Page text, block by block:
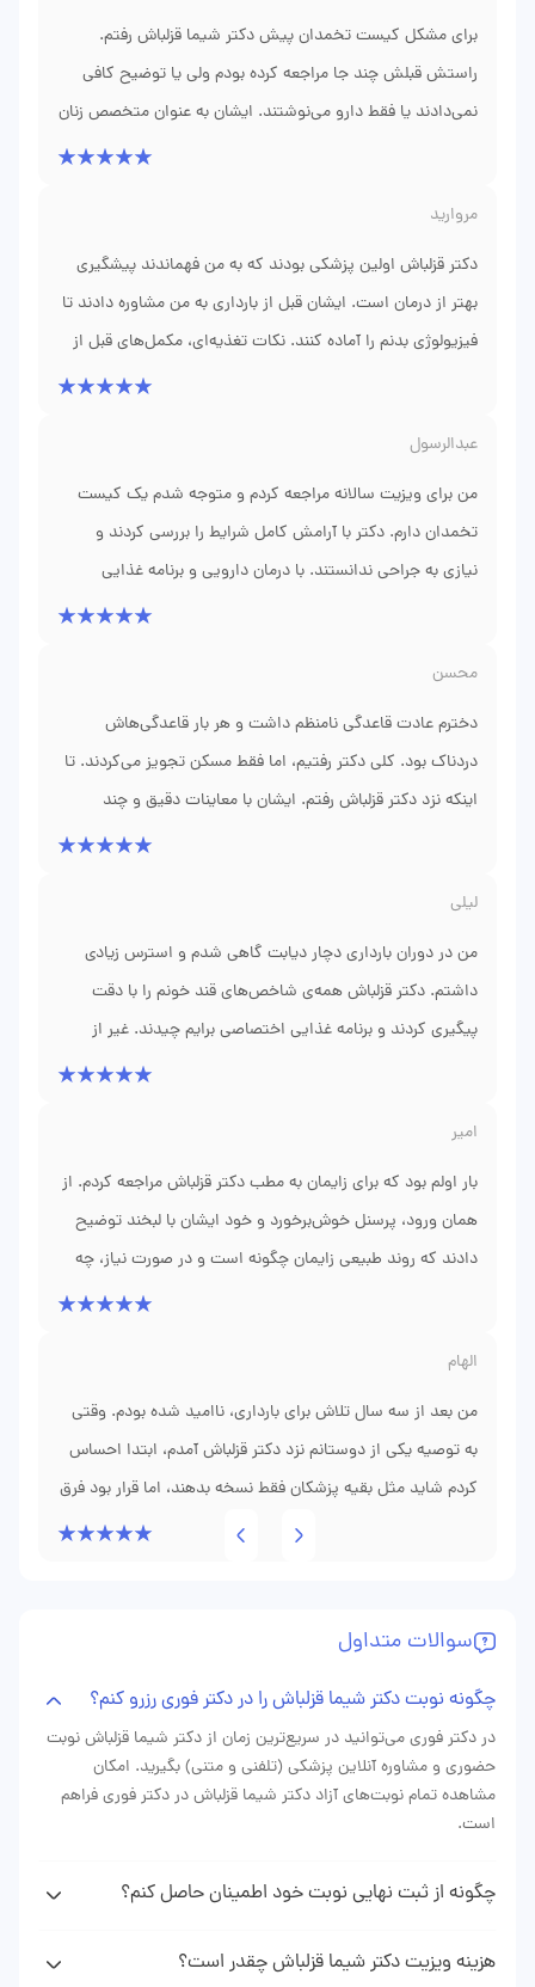
دقیق پیگیری می‌شد. خوشبختانه بارداری بدون مشکل خاصی
گذشت و هر توصیه‌ای که می‌کردند کاملاً کاربردی بود. برای
کسانی که دنبال پزشکی خوش‌برخورد و دقیق هستند تجربه
برای مشکل کیست تخمدان پیش دکتر شیما قزلباش رفتم.
راستش قبلش چند جا مراجعه کرده بودم ولی یا توضیح کافی
نمی‌دادند یا فقط دارو می‌نوشتند. ایشان به عنوان متخصص زنان
و زایمان در شهر بوشهر خیلی با حوصله شرایط من را بررسی
چیزی که برای من ارزش داشت این بود که عجله‌ای برای ویزیت
نداشتند و به همه سوالاتم جواب دادند. روند درمان چند ماه
طول کشید ولی نتیجه خوبی گرفتم و وضعیت کیستم خیلی بهتر
شد. از برخورد محترمانه و آرامشی که به بیمار می‌دهند واقعاً
مرواريد
دکتر قزلباش اولین پزشکی بودند که به من فهماندند پیشگیری
بهتر از درمان است. ایشان قبل از بارداری به من مشاوره دادند تا
فیزیولوژی بدنم را آماده کنند. نکات تغذیه‌ای، مکمل‌های قبل از
بارداری و مشاوره روحی برای کاهش استرس، همه را در بر
مشکل بوده. هر بار از بیماران شنیده‌ام که قدر ایشان را
نمی‌دانند، ولی من چقدر خوش‌شانس بودم
عبدالرسول
من برای ویزیت سالانه مراجعه کردم و متوجه شدم یک کیست
تخمدان دارم. دکتر با آرامش کامل شرایط را بررسی کردند و
نیازی به جراحی ندانستند. با درمان دارویی و برنامه غذایی
پیشنهادیشان، کیستم در سه ماه اول کوچک‌تر شد. خیلی از
و وجدان کاری‌شان جلوی جراحی غیرضروری را گرفتند. برخورد
بسیار حرفه‌ای‌شان را ستایش می‌کنم.
محسن
دخترم عادت قاعدگی نامنظم داشت و هر بار قاعدگی‌هاش
دردناک بود. کلی دکتر رفتیم، اما فقط مسکن تجویز می‌کردند. تا
اینکه نزد دکتر قزلباش رفتم. ایشان با معاینات دقیق و چند
سونوگرافی تخصصی، تشخیص دادند که مشکل هورمونی است.
دخترم نظم گرفت و دردش تقریبا قطع شد. این‌قدر توضیح‌شان
شفاف و دوستانه بود که ما هرگز از مراجعه به ایشان پشیمان
نیستیم.
لیلی
من در دوران بارداری دچار دیابت گاهی شدم و استرس زیادی
داشتم. دکتر قزلباش همه‌ی شاخص‌های قند خونم را با دقت
پیگیری کردند و برنامه غذایی اختصاصی برایم چیدند. غیر از
نسخه دارویی، همیشه توصیه‌های تغذیه‌ای و ورزشی‌شان را
کنترل شده است. هر کس در اهواز نیاز به چشم‌انداز درمانی و
حمایت واقعی دارد، توصیه‌ام همین دکتر است.
امیر
بار اولم بود که برای زایمان به مطب دکتر قزلباش مراجعه کردم. از
همان ورود، پرسنل خوش‌برخورد و خود ایشان با لبخند توضیح
دادند که روند طبیعی زایمان چگونه است و در صورت نیاز، چه
اقداماتی انجام می‌شود. موقع زایمان، با آن که درد زیادی داشتم،
سه ماهه است و هر وقت سوالی پیش آمده، با صبوری جواب
داده‌اند. باور کنید اینقدر آرامش نداشتم.
الهام
من بعد از سه سال تلاش برای بارداری، ناامید شده بودم. وقتی
به توصیه یکی از دوستانم نزد دکتر قزلباش آمدم، ابتدا احساس
کردم شاید مثل بقیه پزشکان فقط نسخه بدهند، اما قرار بود فرق
کند. ایشان با دقت به تمام آزمایش‌ها و تاریخچه من نگاه کردند
سوالات متداول
چگونه نوبت دکتر شیما قزلباش را در دکتر فوری رزرو کنم؟
در دکتر فوری می‌توانید در سریع‌ترین زمان از دکتر شیما قزلباش نوبت
حضوری و مشاوره آنلاین پزشکی (تلفنی و متنی) بگیرید. امکان
مشاهده تمام نوبت‌های آزاد دکتر شیما قزلباش در دکتر فوری فراهم
است.
چگونه از ثبت نهایی نوبت خود اطمینان حاصل کنم؟
(sms) حاوی اطلاعات نوبت رزرو شده دریافت خواهید کرد که نشان
دهنده ثبت موفقیت آمیز نوبت شما می باشد.
هزینه ویزیت دکتر شیما قزلباش چقدر است؟